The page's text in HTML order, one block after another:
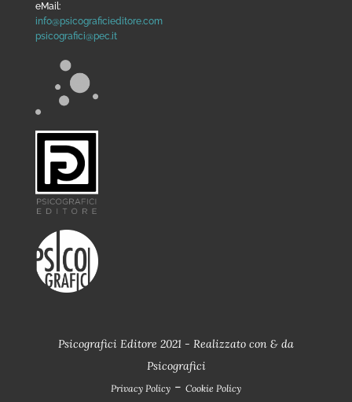
eMail:
info@psicograficieditore.com
psicografici@pec.it
Psicografici Editore 2021 - Realizzato con & da
Psicografici
Privacy Policy - Cookie Policy